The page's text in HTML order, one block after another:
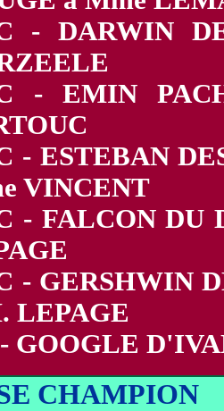
- DARWIN
- EMIN
- ESTEBAN
VINCENT
- FALCON DU
- GERSHWIN
LEPAGE
GOOGLE
CHAMPION